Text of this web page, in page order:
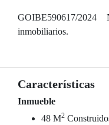
GOIBE590617/
inmobiliarios.
Características
Inmueble
48 M2